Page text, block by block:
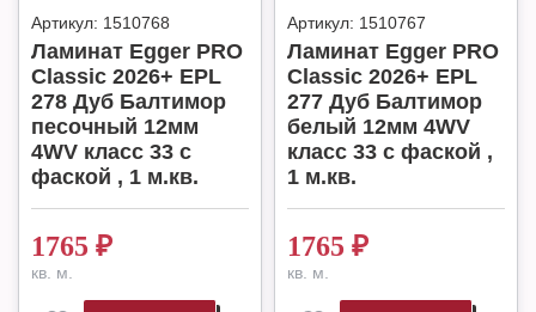
Артикул: 1510768
Ламинат Egger PRO
Classic 2026+ EPL
278 Дуб Балтимор
песочный 12мм
4WV класс 33 с
фаской , 1 м.кв.
1765 ₽
кв. м.
Артикул: 1510767
Ламинат Egger PRO
Classic 2026+ EPL
277 Дуб Балтимор
белый 12мм 4WV
класс 33 с фаской ,
1 м.кв.
1765 ₽
кв. м.